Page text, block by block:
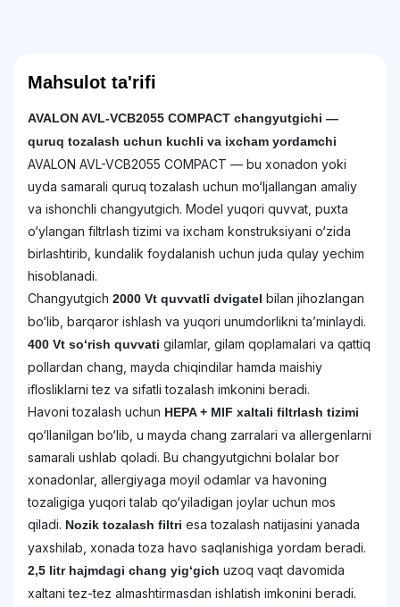
Mahsulot ta'rifi
AVALON AVL-VCB2055 COMPACT changyutgichi —
quruq tozalash uchun kuchli va ixcham yordamchi
AVALON AVL-VCB2055 COMPACT — bu xonadon yoki
uyda samarali quruq tozalash uchun mo‘ljallangan amaliy
va ishonchli changyutgich. Model yuqori quvvat, puxta
o‘ylangan filtrlash tizimi va ixcham konstruksiyani o‘zida
birlashtirib, kundalik foydalanish uchun juda qulay yechim
hisoblanadi.
Changyutgich 2000 Vt quvvatli dvigatel bilan jihozlangan
bo‘lib, barqaror ishlash va yuqori unumdorlikni ta’minlaydi.
400 Vt so‘rish quvvati gilamlar, gilam qoplamalari va qattiq
pollardan chang, mayda chiqindilar hamda maishiy
iflosliklarni tez va sifatli tozalash imkonini beradi.
Havoni tozalash uchun HEPA + MIF xaltali filtrlash tizimi
qo‘llanilgan bo‘lib, u mayda chang zarralari va allergenlarni
samarali ushlab qoladi. Bu changyutgichni bolalar bor
xonadonlar, allergiyaga moyil odamlar va havoning
tozaligiga yuqori talab qo‘yiladigan joylar uchun mos
qiladi. Nozik tozalash filtri esa tozalash natijasini yanada
yaxshilab, xonada toza havo saqlanishiga yordam beradi.
2,5 litr hajmdagi chang yig‘gich uzoq vaqt davomida
xaltani tez-tez almashtirmasdan ishlatish imkonini beradi.